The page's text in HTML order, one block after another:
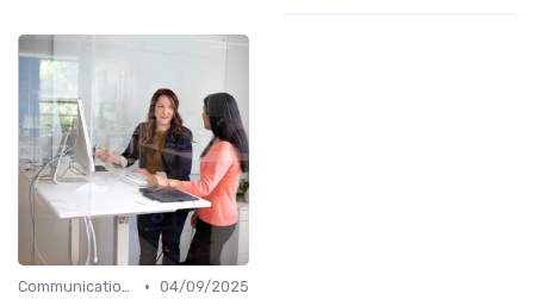
Communication efficace • 04/09/2025